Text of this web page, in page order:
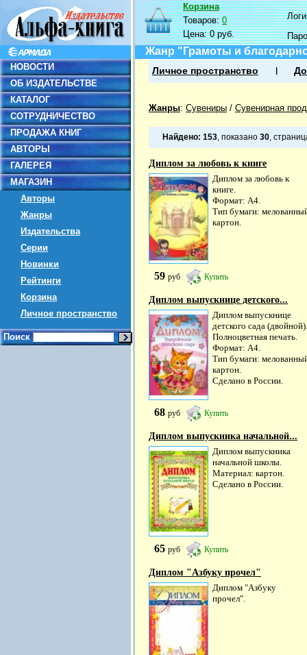
НОВОСТИ
ОБ ИЗДАТЕЛЬСТВЕ
КАТАЛОГ
СОТРУДНИЧЕСТВО
ПРОДАЖА КНИГ
АВТОРЫ
ГАЛЕРЕЯ
МАГАЗИН
Авторы
Жанры
Издательства
Серии
Новинки
Рейтинги
Корзина
Личное пространство
Поиск
Корзина
Товаров:0
Цена:0 руб.
Жанр "Грамоты и
Личное пространство
Жанры: Сувениры / Сувенирная
Найдено: 153, показано 30,
Диплом за любовь к книге
Диплом за любовь к
книге.
Формат: А4.
Тип бумаги:
картон.
59 руб Купить
Диплом выпускнице детского...
Диплом выпускнице
детского сада (двойной).
Полноцветная печать.
Формат: А4.
Тип бумаги:
картон.
Сделано в России.
68 руб Купить
Диплом выпускника начальной...
Диплом выпускника
начальной школы.
Материал: картон.
Сделано в России.
65 руб Купить
Диплом "Азбуку прочел"
Диплом "Азбуку
прочел".